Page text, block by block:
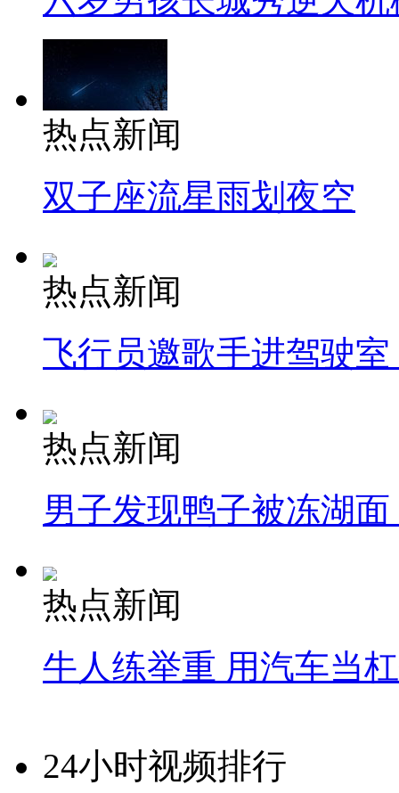
热点新闻
双子座流星雨划夜空
热点新闻
飞行员邀歌手进驾驶
热点新闻
男子发现鸭子被冻湖
热点新闻
牛人练举重 用汽车当
24小时视频排行